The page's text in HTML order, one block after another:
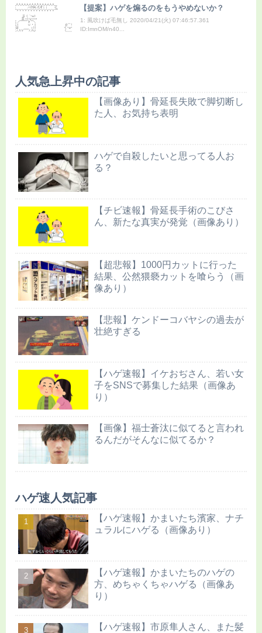
【提案】ハゲを煽るのをもうやめないか？
1: 風吹けば毛無し 2020/04/21(火) 07:46:57.361
ID:ImnOM/n40...
人気急上昇中の記事
【画像あり】骨延長失敗で脚切断し
た人、お気持ち表明
ハゲで自殺したいと思ってる人お
る？
【チビ速報】骨延長手術のこびさ
ん、新たな真実が発覚（画像あり）
【超悲報】1000円カットに行った
結果、公然猥褻カットを喰らう（画
像あり）
【悲報】ケンドーコバヤシの過去が
壮絶すぎる
【ハゲ速報】イケおぢさん、若い女
子をSNSで募集した結果（画像あ
り）
【画像】福士蒼汰に似てると言われ
るんだがそんなに似てるか？
ハゲ速人気記事
【ハゲ速報】かまいたち濱家、ナチ
ュラルにハゲる（画像あり）
【ハゲ速報】かまいたちのハゲの
方、めちゃくちゃハゲる（画像あ
り）
【ハゲ速報】市原隼人さん、また髪